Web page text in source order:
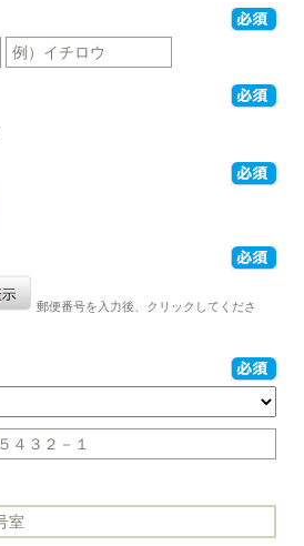
郵便番号を入力後、クリックしてくださ